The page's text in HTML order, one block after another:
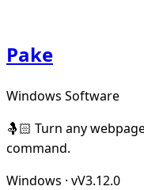
Pake
Windows Software
🤱🏻 Turn any
command.
Windows · vV3.12.0